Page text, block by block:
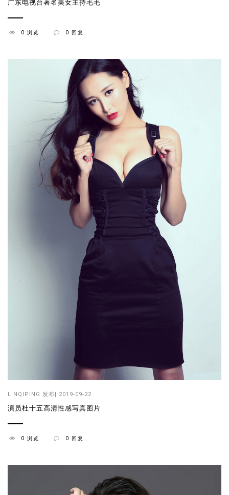
广东电视台著名美女主持毛毛
0 浏览 0 回复
LINQIPING 发布| 2019-09-22
演员杜十五高清性感写真图片
0 浏览 0 回复